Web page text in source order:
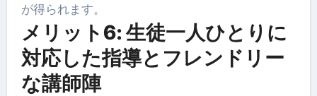
が得られます。
メリット6: 生徒一人ひとりに
対応した指導とフレンドリー
な講師陣